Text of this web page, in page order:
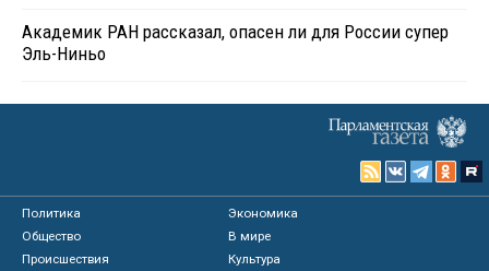
Академик РАН рассказал, опасен ли для России супер
Эль-Ниньо
Политика
Экономика
Общество
В мире
Происшествия
Культура